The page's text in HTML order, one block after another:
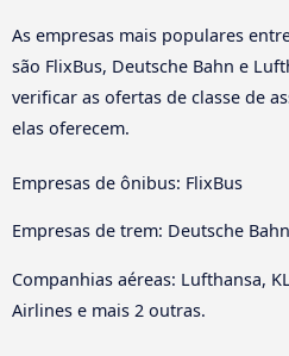
As empresas mais populares
são FlixBus, Deutsche Bahn e
verificar as ofertas de classe de
elas oferecem.
Empresas de ônibus: FlixBus
Empresas de trem: Deutsche Bahn
Companhias aéreas: Lufthansa,
Airlines e mais 2 outras.